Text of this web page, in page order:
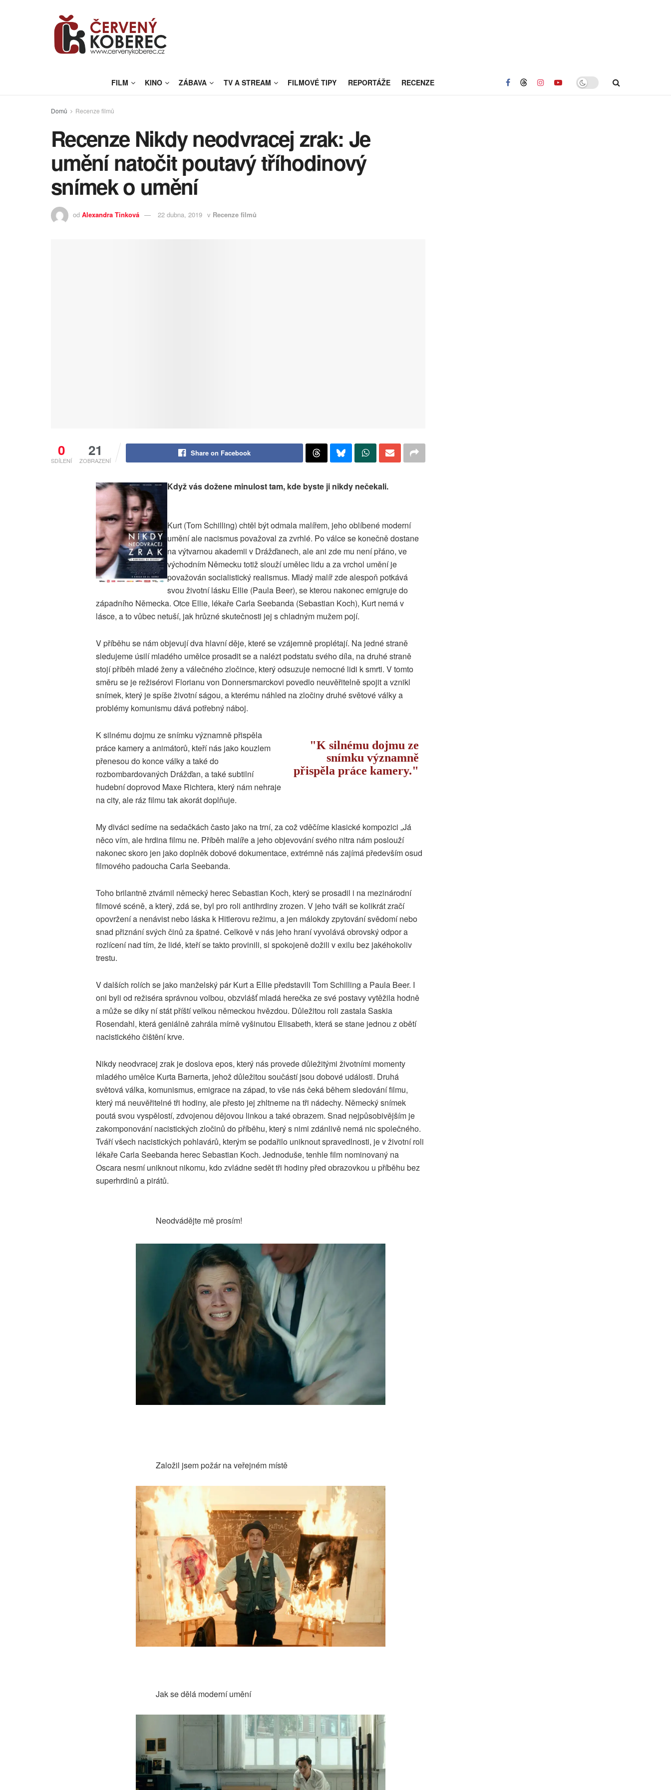
FILM KINO ZÁBAVA TV A STREAM FILMOVÉ TIPY REPORTÁŽE RECENZE
Domů Recenze filmů
Recenze Nikdy neodvracej zrak: Je
umění natočit poutavý tříhodinový
snímek o umění
od Alexandra Tinková 22 dubna, 2019 v Recenze filmů
0
SDÍLENÍ
21
ZOBRAZENÍ
Share on Facebook
Když vás dožene minulost tam, kde byste ji nikdy nečekali.
Kurt (Tom Schilling) chtěl být odmala malířem, jeho oblíbené moderní
umění ale nacismus považoval za zvrhlé. Po válce se konečně dostane
na výtvarnou akademii v Drážďanech, ale ani zde mu není přáno, ve
východním Německu totiž slouží umělec lidu a za vrchol umění je
považován socialistický realismus. Mladý malíř zde alespoň potkává
svou životní lásku Ellie (Paula Beer), se kterou nakonec emigruje do
západního Německa. Otce Ellie, lékaře Carla Seebanda (Sebastian Koch), Kurt nemá v
lásce, a to vůbec netuší, jak hrůzné skutečnosti jej s chladným mužem pojí.
V příběhu se nám objevují dva hlavní děje, které se vzájemně proplétají. Na jedné straně
sledujeme úsilí mladého umělce prosadit se a nalézt podstatu svého díla, na druhé straně
stojí příběh mladé ženy a válečného zločince, který odsuzuje nemocné lidi k smrti. V tomto
směru se je režisérovi Florianu von Donnersmarckovi povedlo neuvěřitelně spojit a vznikl
snímek, který je spíše životní ságou, a kterému náhled na zločiny druhé světové války a
problémy komunismu dává potřebný náboj.
K silnému dojmu ze
snímku významně
přispěla práce kamery.
K silnému dojmu ze snímku významně přispěla
práce kamery a animátorů, kteří nás jako kouzlem
přenesou do konce války a také do
rozbombardovaných Drážďan, a také subtilní
hudební doprovod Maxe Richtera, který nám nehraje
na city, ale ráz filmu tak akorát doplňuje.
My diváci sedíme na sedačkách často jako na trní, za což vděčíme klasické kompozici „Já
něco vím, ale hrdina filmu ne. Příběh malíře a jeho objevování svého nitra nám poslouží
nakonec skoro jen jako doplněk dobové dokumentace, extrémně nás zajímá především osud
filmového padoucha Carla Seebanda.
Toho brilantně ztvárnil německý herec Sebastian Koch, který se prosadil i na mezinárodní
filmové scéně, a který, zdá se, byl pro roli antihrdiny zrozen. V jeho tváři se kolikrát zračí
opovržení a nenávist nebo láska k Hitlerovu režimu, a jen málokdy zpytování svědomí nebo
snad přiznání svých činů za špatné. Celkově v nás jeho hraní vyvolává obrovský odpor a
rozlícení nad tím, že lidé, kteří se takto provinili, si spokojeně dožili v exilu bez jakéhokoliv
trestu.
V dalších rolích se jako manželský pár Kurt a Ellie představili Tom Schilling a Paula Beer. I
oni byli od režiséra správnou volbou, obzvlášť mladá herečka ze své postavy vytěžila hodně
a může se díky ní stát příští velkou německou hvězdou. Důležitou roli zastala Saskia
Rosendahl, která geniálně zahrála mírně vyšinutou Elisabeth, která se stane jednou z obětí
nacistického čištění krve.
Nikdy neodvracej zrak je doslova epos, který nás provede důležitými životními momenty
mladého umělce Kurta Barnerta, jehož důležitou součástí jsou dobové události. Druhá
světová válka, komunismus, emigrace na západ, to vše nás čeká během sledování filmu,
který má neuvěřitelné tři hodiny, ale přesto jej zhltneme na tři nádechy. Německý snímek
poutá svou vyspělostí, zdvojenou dějovou linkou a také obrazem. Snad nejpůsobivějším je
zakomponování nacistických zločinů do příběhu, který s nimi zdánlivě nemá nic společného.
Tváří všech nacistických pohlavárů, kterým se podařilo uniknout spravedlnosti, je v životní roli
lékaře Carla Seebanda herec Sebastian Koch. Jednoduše, tenhle film nominovaný na
Oscara nesmí uniknout nikomu, kdo zvládne sedět tři hodiny před obrazovkou u příběhu bez
superhrdinů a pirátů.
Neodvádějte mě prosím!
Založil jsem požár na veřejném místě
Jak se dělá moderní umění